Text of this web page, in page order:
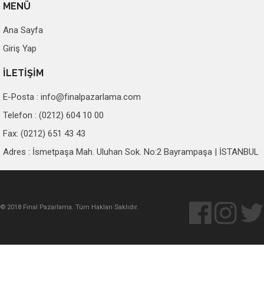
MENÜ
Ana Sayfa
Giriş Yap
İLETİŞİM
E-Posta : info@finalpazarlama.com
Telefon : (0212) 604 10 00
Fax: (0212) 651 43 43
Adres : İsmetpaşa Mah. Uluhan Sok. No:2 Bayrampaşa | İSTANBUL
© 2018 Final Pazarlama. Tüm Hakları Saklıdır.